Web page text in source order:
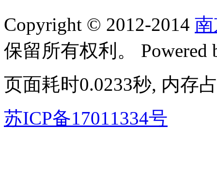
Copyright © 2012-2014
保留所有权利。 Powered
页面耗时0.0233秒, 内存
苏ICP备17011334号